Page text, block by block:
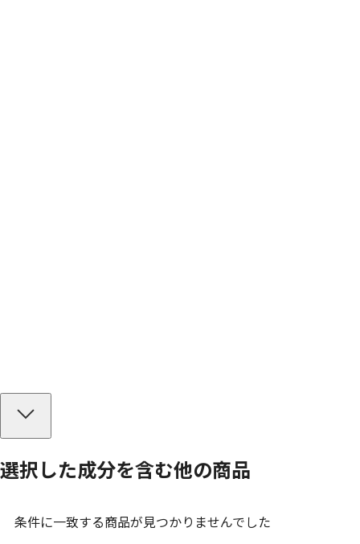
選択した成分を含む他の商品
条件に一致する商品が見つかりませんでした